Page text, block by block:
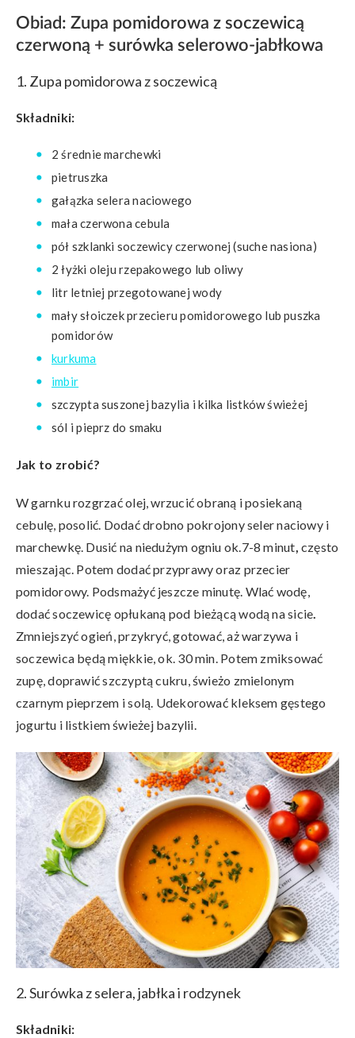
Obiad: Zupa pomidorowa z soczewicą
czerwoną + surówka selerowo-jabłkowa
1. Zupa pomidorowa z soczewicą
Składniki:
2 średnie marchewki
pietruszka
gałązka selera naciowego
mała czerwona cebula
pół szklanki soczewicy czerwonej (suche nasiona)
2 łyżki oleju rzepakowego lub oliwy
litr letniej przegotowanej wody
mały słoiczek przecieru pomidorowego lub puszka
pomidorów
kurkuma
imbir
szczypta suszonej bazylia i kilka listków świeżej
sól i pieprz do smaku
Jak to zrobić?
W garnku rozgrzać olej, wrzucić obraną i posiekaną
cebulę, posolić. Dodać drobno pokrojony seler naciowy i
marchewkę. Dusić na niedużym ogniu ok.7-8 minut, często
mieszając. Potem dodać przyprawy oraz przecier
pomidorowy. Podsmażyć jeszcze minutę. Wlać wodę,
dodać soczewicę opłukaną pod bieżącą wodą na sicie.
Zmniejszyć ogień, przykryć, gotować, aż warzywa i
soczewica będą miękkie, ok. 30 min. Potem zmiksować
zupę, doprawić szczyptą cukru, świeżo zmielonym
czarnym pieprzem i solą. Udekorować kleksem gęstego
jogurtu i listkiem świeżej bazylii.
2. Surówka z selera, jabłka i rodzynek
Składniki: